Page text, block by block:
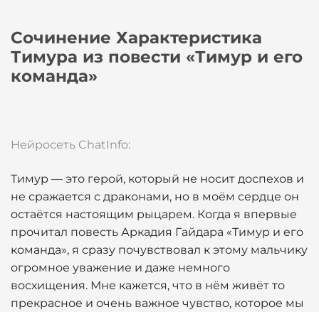
Сочинение Характеристика
Тимура из повести «Тимур и его
команда»
Нейросеть ChatInfo:
Тимур — это герой, который не носит доспехов и
не сражается с драконами, но в моём сердце он
остаётся настоящим рыцарем. Когда я впервые
прочитал повесть Аркадия Гайдара «Тимур и его
команда», я сразу почувствовал к этому мальчику
огромное уважение и даже немного
восхищения. Мне кажется, что в нём живёт то
прекрасное и очень важное чувство, которое мы